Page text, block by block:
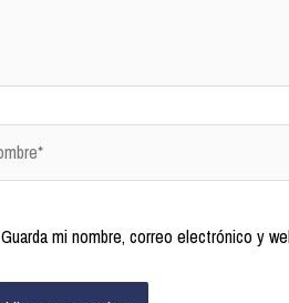
Guarda mi nombre, correo electrónico y